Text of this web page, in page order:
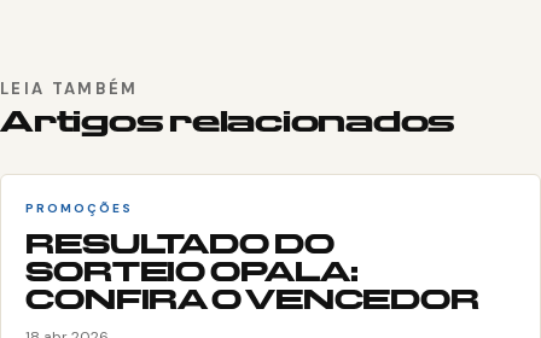
LEIA TAMBÉM
Artigos relacionados
PROMOÇÕES
RESULTADO DO
SORTEIO OPALA:
CONFIRA O VENCEDOR